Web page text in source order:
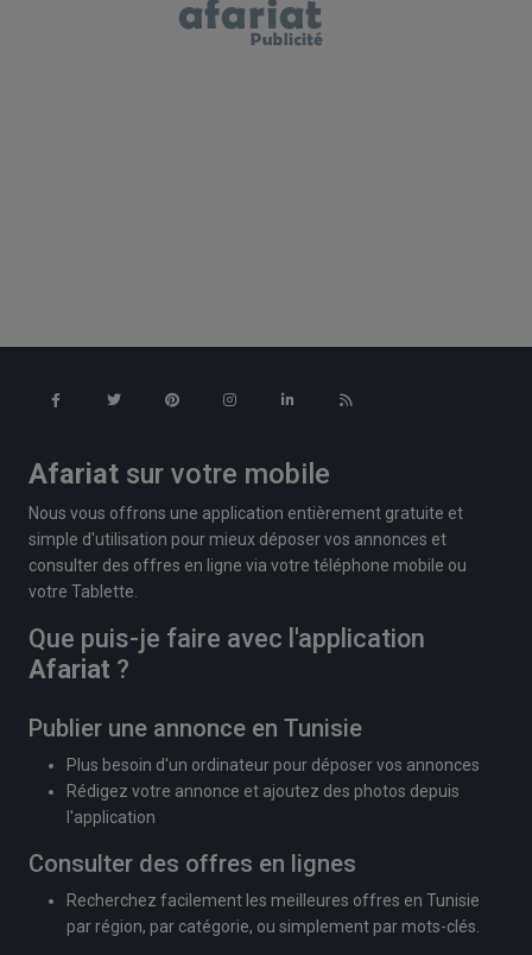
Afariat sur votre mobile
Nous vous offrons une application entièrement gratuite et
simple d'utilisation pour mieux déposer vos annonces et
consulter des offres en ligne via votre téléphone mobile ou
votre Tablette.
Que puis-je faire avec l'application
Afariat ?
Publier une annonce en Tunisie
Plus besoin d'un ordinateur pour déposer vos annonces
Rédigez votre annonce et ajoutez des photos depuis
l'application
Consulter des offres en lignes
Recherchez facilement les meilleures offres en Tunisie
par région, par catégorie, ou simplement par mots-clés.